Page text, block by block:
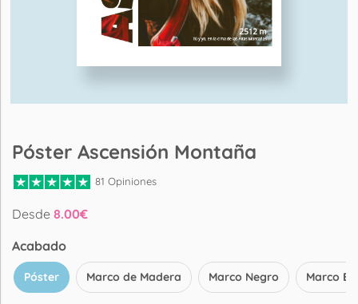
Póster Ascensión Montaña
81 Opiniones
Desde 8.00€
Acabado
Póster Marco de Madera Marco Negro Marco